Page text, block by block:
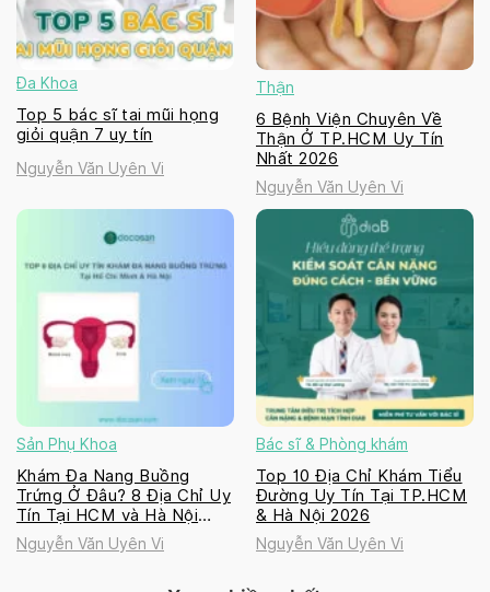
Đa Khoa
Top 5 bác sĩ tai mũi họng
giỏi quận 7 uy tín
Nguyễn Văn Uyên Vi
Thận
6 Bệnh Viện Chuyên Về
Thận Ở TP.HCM Uy Tín
Nhất 2026
Nguyễn Văn Uyên Vi
Sản Phụ Khoa
Khám Đa Nang Buồng
Trứng Ở Đâu? 8 Địa Chỉ Uy
Tín Tại HCM và Hà Nội
2026
Nguyễn Văn Uyên Vi
Bác sĩ & Phòng khám
Top 10 Địa Chỉ Khám Tiểu
Đường Uy Tín Tại TP.HCM
& Hà Nội 2026
Nguyễn Văn Uyên Vi